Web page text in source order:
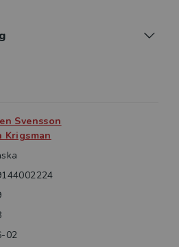
innehåll medföljer
Svensson
Krigsman
02